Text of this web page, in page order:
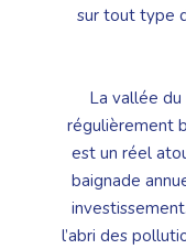
sur tout type
La vallée
régulièrement
est un réel
baignade
l’abri des